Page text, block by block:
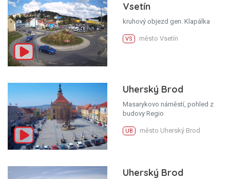
Vsetín
kruhový objezd gen. Klapálka
VS město Vsetín
Uherský Brod
Masarykovo náměstí, pohled z
budovy Regio
UB město Uherský Brod
Uherský Brod